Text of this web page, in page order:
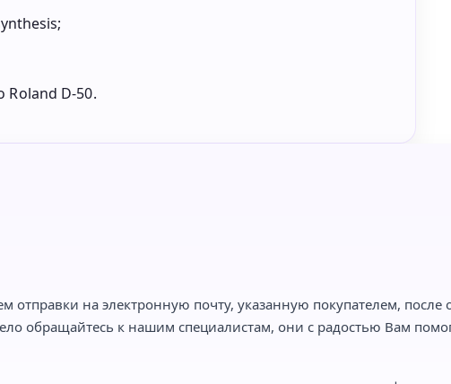
Roland D-50.
отправки на электронную почту, указанную покупателем,
обращайтесь к нашим специалистам, они с радостью Вам